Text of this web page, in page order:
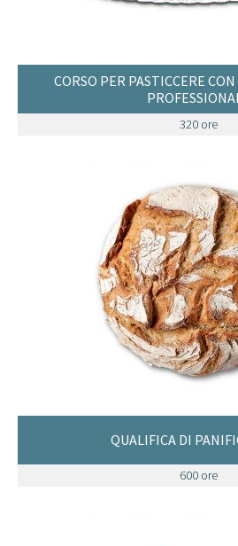
CORSO PER PASTICCERE
320 ore
QUALIFICA DI
600 ore